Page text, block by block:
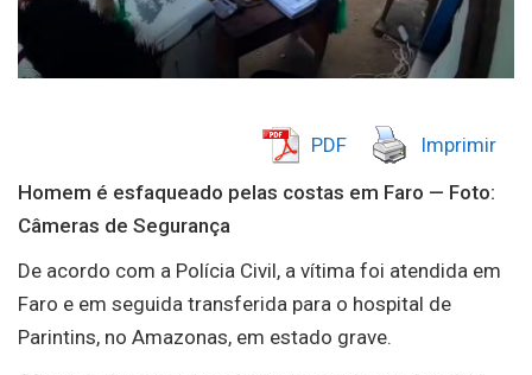
PDF Imprimir
Homem é esfaqueado pelas costas em Faro — Foto:
Câmeras de Segurança
De acordo com a Polícia Civil, a vítima foi atendida em
Faro e em seguida transferida para o hospital de
Parintins, no Amazonas, em estado grave.